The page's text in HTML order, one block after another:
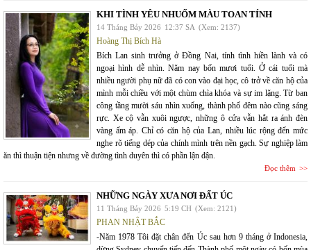
KHI TÌNH YÊU NHUỐM MÀU TOAN TÍNH
14 Tháng Bảy 2026 12:37 SA (Xem: 2137)
Hoàng Thị Bích Hà
Bích Lan sinh trưởng ở Đồng Nai, tính tình hiền lành và có
ngoại hình dễ nhìn. Năm nay bốn mươi tuổi. Ở cái tuổi mà
nhiều người phụ nữ đã có con vào đại học, cô trở về căn hộ của
mình mỗi chiều với một chùm chìa khóa và sự im lặng. Từ ban
công tầng mười sáu nhìn xuống, thành phố đêm nào cũng sáng
rực. Xe cộ vẫn xuôi ngược, những ô cửa vẫn hắt ra ánh đèn
vàng ấm áp. Chỉ có căn hộ của Lan, nhiều lúc rộng đến mức
nghe rõ tiếng dép của chính mình trên nền gạch. Sự nghiệp làm
ăn thì thuận tiện nhưng về đường tình duyên thì có phần lận đận.
Đọc thêm
NHỮNG NGÀY XƯA NƠI ĐẤT ÚC
11 Tháng Bảy 2026 5:19 CH (Xem: 2121)
PHAN NHẬT BẮC
-Năm 1978 Tôi đặt chân đến Úc sau hơn 9 tháng ở Indonesia,